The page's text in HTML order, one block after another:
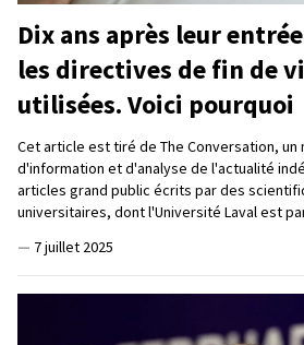
Dix ans après leur
les directives de fin de
utilisées. Voici pourquoi
Cet article est tiré de The Conversation, un
d'information et d'analyse de l'actualité
articles grand public écrits par des
universitaires, dont l'Université Laval est
— 7 juillet 2025